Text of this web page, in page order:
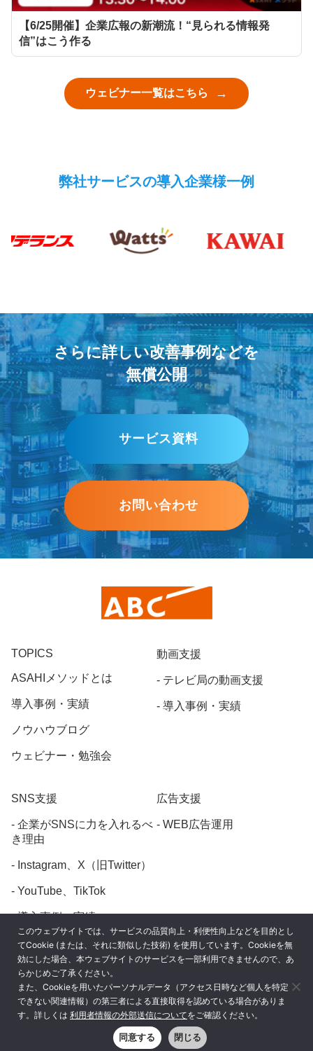
【6/25開催】企業広報の新潮流！“見られる情報発
信”はこう作る
ウェビナー一覧はこちら
弊社サービスの導入企業様一例
さらに詳しい改善事例などを
無償公開
サービス資料
お問い合わせ
TOPICS
ASAHIメソッドとは
導入事例・実績
ノウハウブログ
ウェビナー・勉強会
SNS支援
企業がSNSに力を入れるべ
き理由
Instagram、X（旧Twitter）
YouTube、TikTok
導入事例・実績
動画支援
テレビ局の動画支援
導入事例・実績
広告支援
WEB広告運用
プライバシーポリシー
利用者情報の外部送信について
© digiasa ALL rights reserved.
このウェブサイトでは、サービスの品質向上・利便性向上などを目的とし
てCookie (または、それに類似した技術) を使用しています。Cookieを無
効にした場合、本ウェブサイトのサービスを一部利用できませんので、あ
らかじめご了承ください。
また、Cookieを用いたパーソナルデータ（アクセス日時など個人を特定
できない関連情報）の第三者による直接取得を認めている場合がありま
す。詳しくは 利用者情報の外部送信についてをご確認ください。
同意する 閉じる